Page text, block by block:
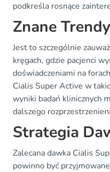
podkreśla rosnące
Znane
Jest to szczególnie
kręgach, gdzie pacjenci
doświadczeniami na
Cialis Super Active w
wyniki badań klinicznych
dalszego
Strategia
Zalecana dawka Cialis
powinno być